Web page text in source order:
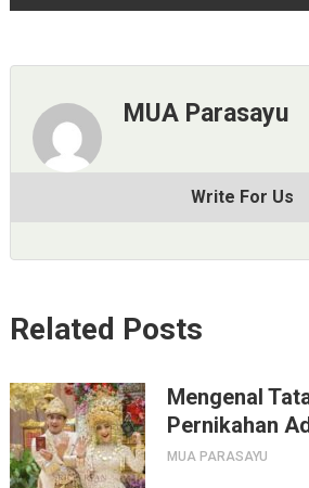
MUA Parasayu
Write For Us
Related Posts
Mengenal
Pernikahan
MUA PARASAYU